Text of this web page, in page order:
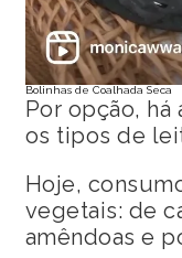
Bolinhas de Coalhada Seca
Por opção,
os tipos de
Hoje,
vegetais: de
amêndoas e